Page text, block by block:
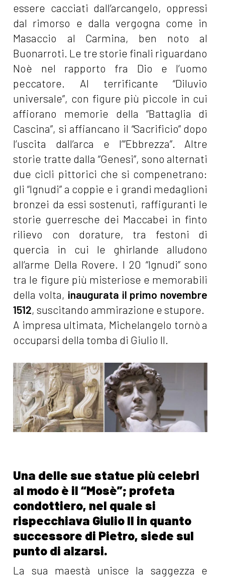
essere cacciati dall’arcangelo, oppressi
dal rimorso e dalla vergogna come in
Masaccio al Carmina, ben noto al
Buonarroti. Le tre storie finali riguardano
Noè nel rapporto fra Dio e l’uomo
peccatore. Al terrificante “Diluvio
universale”, con figure più piccole in cui
affiorano memorie della “Battaglia di
Cascina”, si affiancano il “Sacrificio” dopo
l’uscita dall’arca e l’”Ebbrezza”. Altre
storie tratte dalla “Genesi”, sono alternati
due cicli pittorici che si compenetrano:
gli “Ignudi” a coppie e i grandi medaglioni
bronzei da essi sostenuti, raffiguranti le
storie guerresche dei Maccabei in finto
rilievo con dorature, tra festoni di
quercia in cui le ghirlande alludono
all’arme Della Rovere. I 20 “Ignudi” sono
tra le figure più misteriose e memorabili
della volta, inaugurata il primo novembre
1512, suscitando ammirazione e stupore.
A impresa ultimata, Michelangelo tornò a
occuparsi della tomba di Giulio II.
Una delle sue statue più celebri
al modo è il “Mosè”; profeta
condottiero, nel quale si
rispecchiava Giulio II in quanto
successore di Pietro, siede sul
punto di alzarsi.
La sua maestà unisce la saggezza e